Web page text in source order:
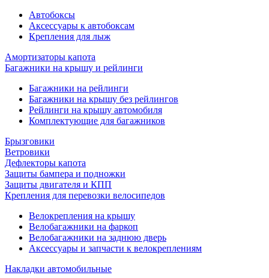
Автобоксы
Аксессуары к автобоксам
Крепления для лыж
Амортизаторы капота
Багажники на крышу и рейлинги
Багажники на рейлинги
Багажники на крышу без рейлингов
Рейлинги на крышу автомобиля
Комплектующие для багажников
Брызговики
Ветровики
Дефлекторы капота
Защиты бампера и подножки
Защиты двигателя и КПП
Крепления для перевозки велосипедов
Велокрепления на крышу
Велобагажники на фаркоп
Велобагажники на заднюю дверь
Аксессуары и запчасти к велокреплениям
Накладки автомобильные